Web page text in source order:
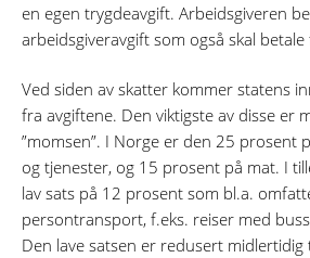
en egen trygdeavgift. Arbeidsgiveren
arbeidsgiveravgift som også skal
Ved siden av skatter kommer statens
fra avgiftene. Den viktigste av disse er
”momsen”. I Norge er den 25 prosent
og tjenester, og 15 prosent på mat. I
lav sats på 12 prosent som bl.a.
persontransport, f.eks. reiser med
Den lave satsen er redusert